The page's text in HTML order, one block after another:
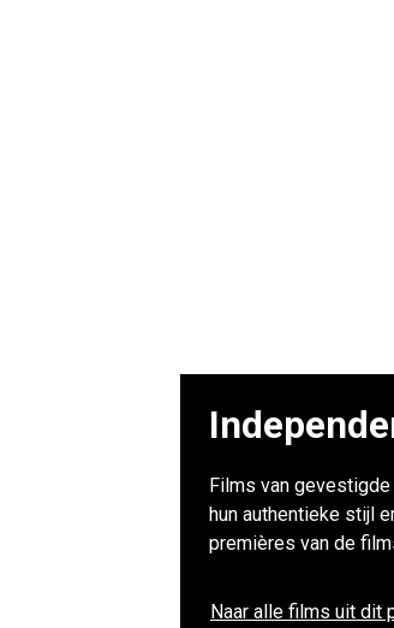
Films van
hun authentieke stijl
premières van de
Naar alle films uit dit